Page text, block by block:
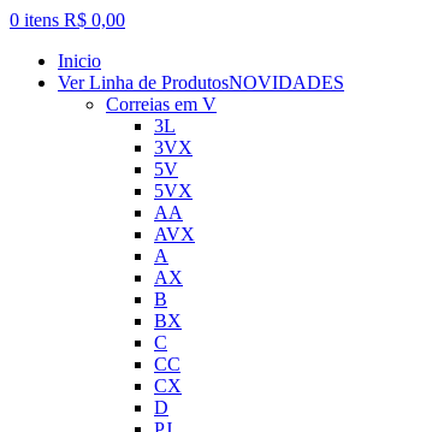
0 itens R$ 0,00
Inicio
Ver Linha de ProdutosNOVIDADES
Correias em V
3L
3VX
5V
5VX
AA
AVX
A
AX
B
BX
C
CC
CX
D